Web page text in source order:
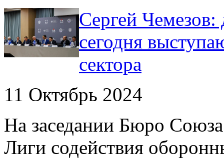
Сергей Чемезов:
сегодня
сектора
11 Октябрь 2024
На заседании Бюро
Лиги содействия